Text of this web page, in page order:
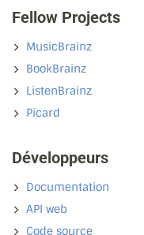
Fellow Projects
MusicBrainz
BookBrainz
ListenBrainz
Picard
Développeurs
Documentation
API web
Code source